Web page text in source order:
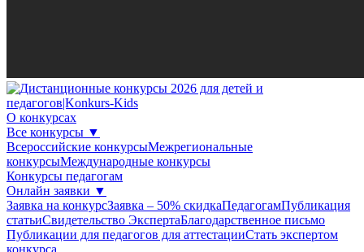
О конкурсах
Все конкурсы ▼
Всероссийские конкурсыМежрегиональные
конкурсыМеждународные конкурсы
Конкурсы педагогам
Онлайн заявки ▼
Заявка на конкурсЗаявка – 50% скидкаПедагогамПубликация
статьиСвидетельство ЭкспертаБлагодарcтвенное письмо
Публикации для педагогов для аттестацииСтать экспертом
конкурса